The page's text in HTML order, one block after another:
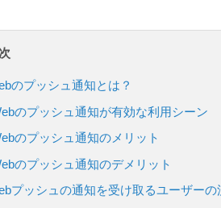
のプッシュ通知とは？
のプッシュ通知が有効な利用シーン
のプッシュ通知のメリット
のプッシュ通知のデメリット
プッシュの通知を受け取るユーザーの